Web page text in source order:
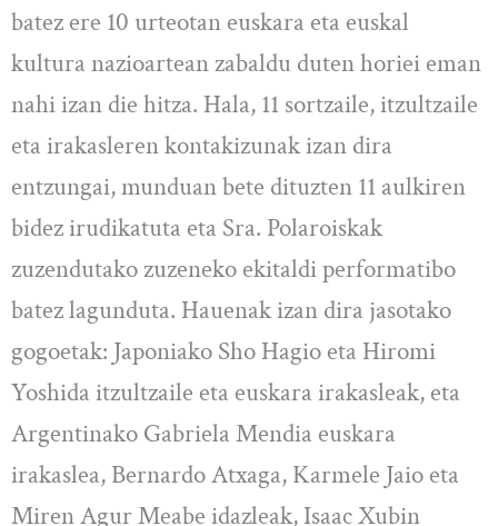
batez ere 10 urteotan euskara eta euskal
kultura nazioartean zabaldu duten horiei eman
nahi izan die hitza. Hala, 11 sortzaile, itzultzaile
eta irakasleren kontakizunak izan dira
entzungai, munduan bete dituzten 11 aulkiren
bidez irudikatuta eta Sra. Polaroiskak
zuzendutako zuzeneko ekitaldi performatibo
batez lagunduta. Hauenak izan dira jasotako
gogoetak: Japoniako Sho Hagio eta Hiromi
Yoshida itzultzaile eta euskara irakasleak, eta
Argentinako Gabriela Mendia euskara
irakaslea, Bernardo Atxaga, Karmele Jaio eta
Miren Agur Meabe idazleak, Isaac Xubin